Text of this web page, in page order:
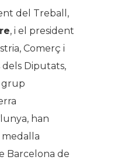
del Treball,
, i el president
Comerç i
Diputats,
grup
han
Barcelona de